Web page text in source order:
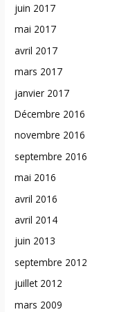
juin 2017
mai 2017
avril 2017
mars 2017
janvier 2017
Décembre 2016
novembre 2016
septembre 2016
mai 2016
avril 2016
avril 2014
juin 2013
septembre 2012
juillet 2012
mars 2009